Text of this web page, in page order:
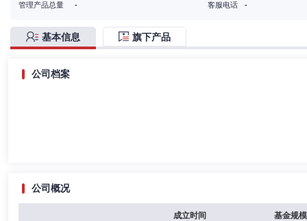
管理产品总量
-
客服电话
-
基本信息 旗下产品
公司档案
公司概况
成立时间 基金规